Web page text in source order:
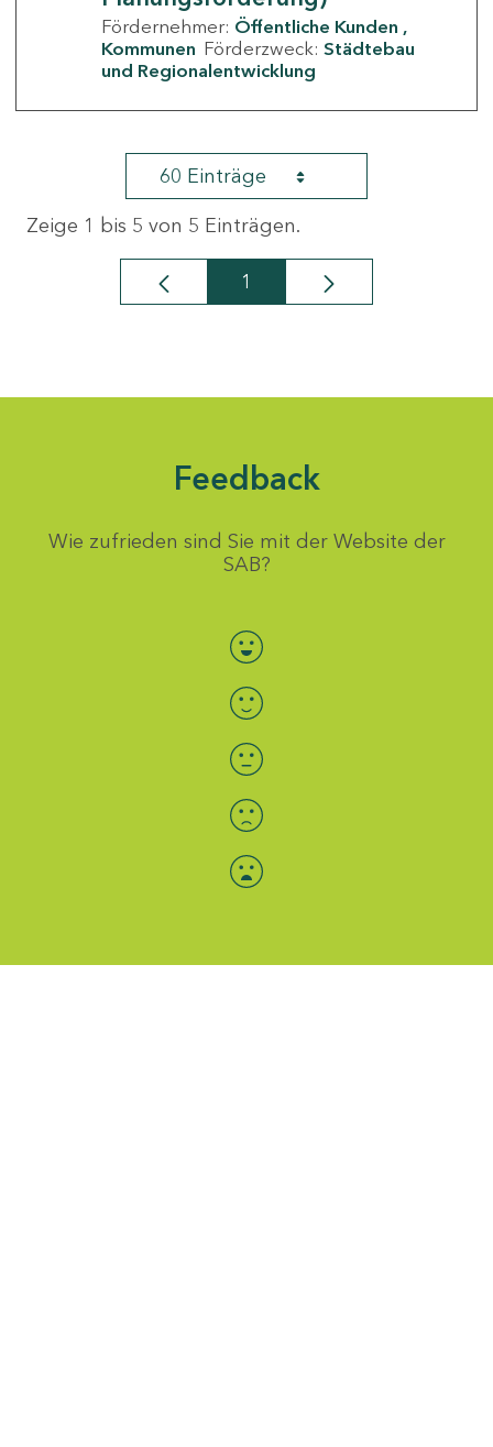
Fördernehmer: Öffentliche Kunden
Kommunen Förderzweck: Städtebau
und Regionalentwicklung
60 Einträge
Zeige 1 bis 5 von 5 Einträgen.
Seite
1
Feedback
Wie zufrieden sind Sie mit der Website der
SAB?
Bewertung auswählen